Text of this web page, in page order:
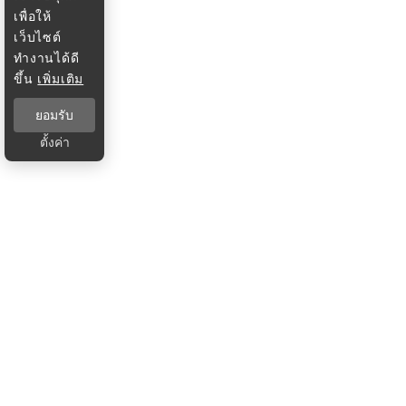
เพื่อให้
เว็บไซต์
ทำงานได้ดี
ขึ้น เพิ่มเติม
ยอมรับ
ตั้งค่า